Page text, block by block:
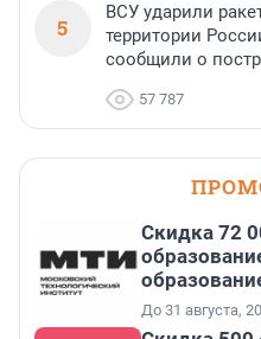
5
ВСУ ударили
территории
сообщили о
57 787
Скидка 72
До 31 августа,